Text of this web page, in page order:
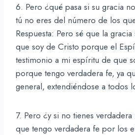
6. Pero ¿qué pasa si su gracia
tú no eres del número de los
Respuesta: Pero sé que la
que soy de Cristo porque el
testimonio a mi espíritu de que
porque tengo verdadera fe, ya
general, extendiéndose a todos
7. Pero ¿y si no tienes
que tengo verdadera fe por los